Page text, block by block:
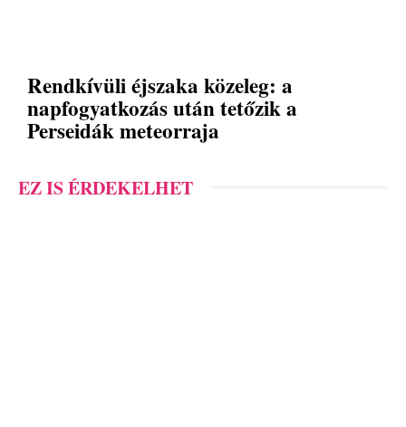
Rendkívüli éjszaka közeleg: a
napfogyatkozás után tetőzik a
Perseidák meteorraja
EZ IS ÉRDEKELHET